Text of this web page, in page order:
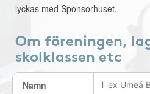
lyckas med Sponsorhuset.
Om föreningen,
skolklassen etc
Namn